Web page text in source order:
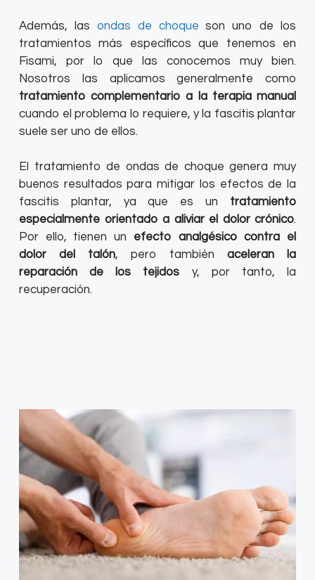
Además, las ondas de choque son uno de los
tratamientos más específicos que tenemos en
Fisami, por lo que las conocemos muy bien.
Nosotros las aplicamos generalmente como
tratamiento complementario a la terapia manual
cuando el problema lo requiere, y la fascitis plantar
suele ser uno de ellos.
El tratamiento de ondas de choque genera muy
buenos resultados para mitigar los efectos de la
fascitis plantar, ya que es un tratamiento
especialmente orientado a aliviar el dolor crónico.
Por ello, tienen un efecto analgésico contra el
dolor del talón, pero también aceleran la
reparación de los tejidos y, por tanto, la
recuperación.